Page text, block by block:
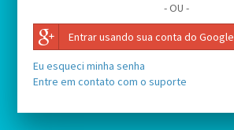
- OU -
Entrar usando sua conta do Google
Eu esqueci minha senha
Entre em contato com o suporte